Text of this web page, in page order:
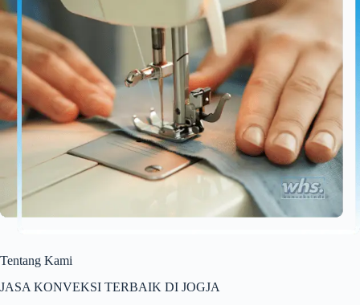
Tentang Kami
JASA KONVEKSI TERBAIK DI JOGJA